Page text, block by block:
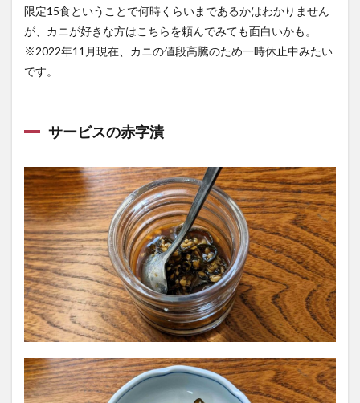
限定15食ということで何時くらいまであるかはわかりません
が、カニが好きな方はこちらを頼んでみても面白いかも。
※2022年11月現在、カニの値段高騰のため一時休止中みたい
です。
サービスの赤字漬